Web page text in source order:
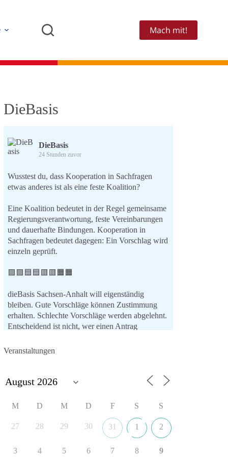
Mach mit!
DieBasis
DieBasis
24 Stunden zuvor
Wusstest du, dass Kooperation in Sachfragen
etwas anderes ist als eine feste Koalition?
Eine Koalition bedeutet in der Regel gemeinsame
Regierungsverantwortung, feste Vereinbarungen
und dauerhafte Bindungen. Kooperation in
Sachfragen bedeutet dagegen: Ein Vorschlag wird
einzeln geprüft.
🟩🟩🟦🟦🟥🟥🟧🟧
dieBasis Sachsen-Anhalt will eigenständig
bleiben. Gute Vorschläge können Zustimmung
erhalten. Schlechte Vorschläge werden abgelehnt.
Entscheidend ist nicht, wer einen Antrag
weiterbringt.
Verschmelzung.
💬 Was ist dir wichtiger: feste Lager oder
#Landtagswahl2026
Veranstaltungen
M D M D F S S
27 28 29 30 31 1 2
3 4 5 6 7 8 9